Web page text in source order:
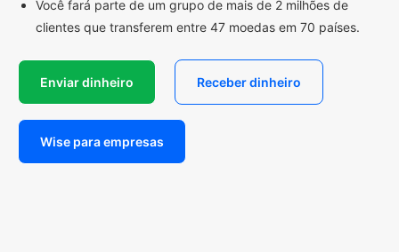
Você fará parte de um grupo de mais de 2 milhões de
clientes que transferem entre 47 moedas em 70 países.
Enviar dinheiro Receber dinheiro
Wise para empresas